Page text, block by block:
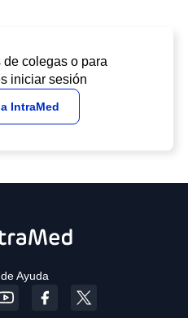
de colegas o para
iniciar sesión
IntraMed
Ayuda